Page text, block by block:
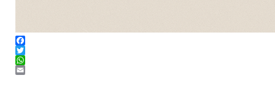
Facebook
Twitter
WhatsApp